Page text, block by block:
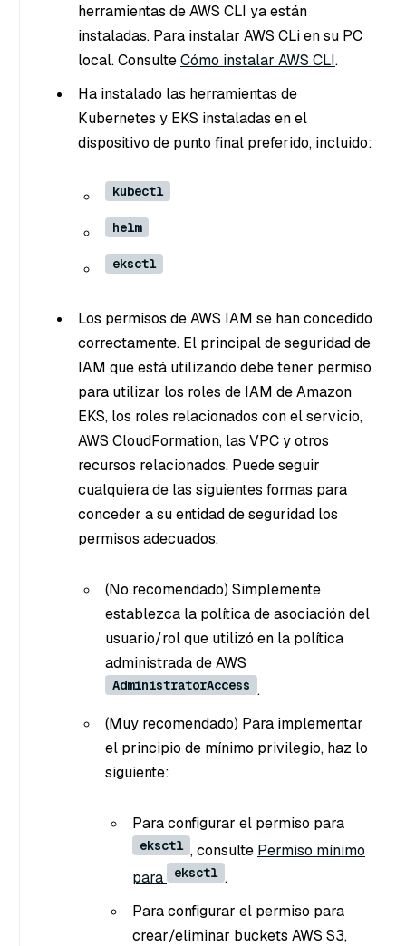
herramientas de AWS CLI ya están
instaladas. Para instalar AWS CLi en su PC
local. ConsulteCómo instalar AWS CLI.
Ha instalado las herramientas de
Kubernetes y EKS instaladas en el
dispositivo de punto final preferido, incluido:
kubectl
helm
eksctl
Los permisos de AWS IAM se han concedido
correctamente. El principal de seguridad de
IAM que está utilizando debe tener permiso
para utilizar los roles de IAM de Amazon
EKS, los roles relacionados con el servicio,
AWS CloudFormation, las VPC y otros
recursos relacionados. Puede seguir
cualquiera de las siguientes formas para
conceder a su entidad de seguridad los
permisos adecuados.
(No recomendado) Simplemente
establezca la política de asociación del
usuario/rol que utilizó en la política
administrada de AWS
AdministratorAccess .
(Muy recomendado) Para implementar
el principio de mínimo privilegio, haz lo
siguiente:
Para configurar el permiso para
eksctl , consulte Permiso mínimo
para
eksctl .
Para configurar el permiso para
crear/eliminar buckets AWS S3,